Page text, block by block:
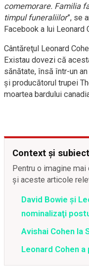
comemorare. Familia
timpul funeraliilor”, se
Facebook a lui Leonard
Cântăreţul Leonard
Existau dovezi că
sănătate, însă într-un
şi producătorul trupei
moartea bardului
Context și
Pentru o imagine
și aceste articole
David Bowie şi
nominalizaţi
Avishai Cohen la
Leonard Cohen